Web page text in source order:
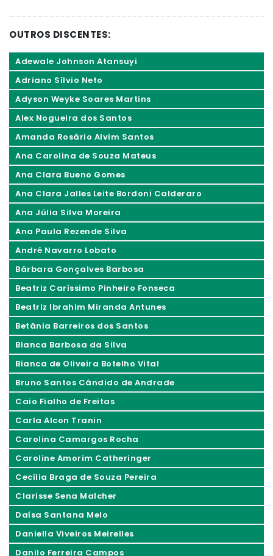
OUTROS DISCENTES:
Adewale Johnson Atansuyi
Adriano Sílvio Neto
Adyson Weyke Soares Martins
Alex Nogueira dos Santos
Amanda Rosário Alvim Santos
Ana Carolina de Souza Mateus
Ana Clara Bueno Gomes
Ana Clara Jalles Leite Bordoni Calderaro
Ana Júlia Silva Moreira
Ana Paula Rezende Silva
André Navarro Lobato
Bárbara Gonçalves Barbosa
Beatriz Caríssimo Pinheiro Fonseca
Beatriz Ibrahim Miranda Antunes
Betânia Barreiros dos Santos
Bianca Barbosa da Silva
Bianca de Oliveira Botelho Vital
Bruno Santos Cândido de Andrade
Caio Fialho de Freitas
Carla Alcon Tranin
Carolina Camargos Rocha
Caroline Amorim Catheringer
Cecília Braga de Souza Pereira
Clarisse Sena Malcher
Daísa Santana Melo
Daniella Viveiros Meirelles
Danilo Ferreira Campos